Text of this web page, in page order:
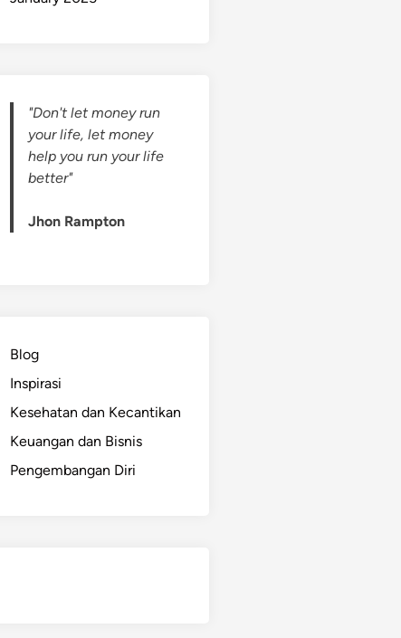
"Don't let money run
your life, let money
help you run your life
better"
Jhon Rampton
Blog
Inspirasi
Kesehatan dan Kecantikan
Keuangan dan Bisnis
Pengembangan Diri